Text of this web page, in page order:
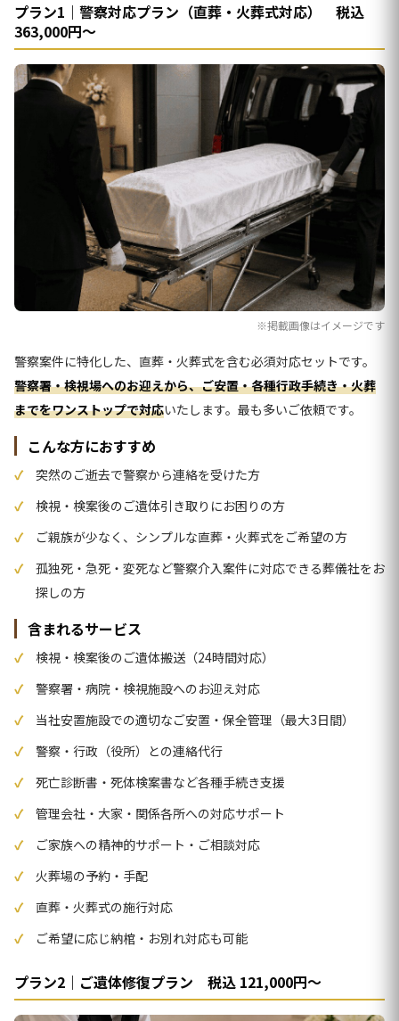
プラン1｜警察対応プラン（直葬・火葬式対応） 税込
363,000円〜
※掲載画像はイメージです
警察案件に特化した、直葬・火葬式を含む必須対応セットです。
警察署・検視場へのお迎えから、ご安置・各種行政手続き・火葬
までをワンストップで対応いたします。最も多いご依頼です。
こんな方におすすめ
突然のご逝去で警察から連絡を受けた方
検視・検案後のご遺体引き取りにお困りの方
ご親族が少なく、シンプルな直葬・火葬式をご希望の方
孤独死・急死・変死など警察介入案件に対応できる葬儀社をお
探しの方
含まれるサービス
検視・検案後のご遺体搬送（24時間対応）
警察署・病院・検視施設へのお迎え対応
当社安置施設での適切なご安置・保全管理（最大3日間）
警察・行政（役所）との連絡代行
死亡診断書・死体検案書など各種手続き支援
管理会社・大家・関係各所への対応サポート
ご家族への精神的サポート・ご相談対応
火葬場の予約・手配
直葬・火葬式の施行対応
ご希望に応じ納棺・お別れ対応も可能
プラン2｜ご遺体修復プラン 税込 121,000円〜